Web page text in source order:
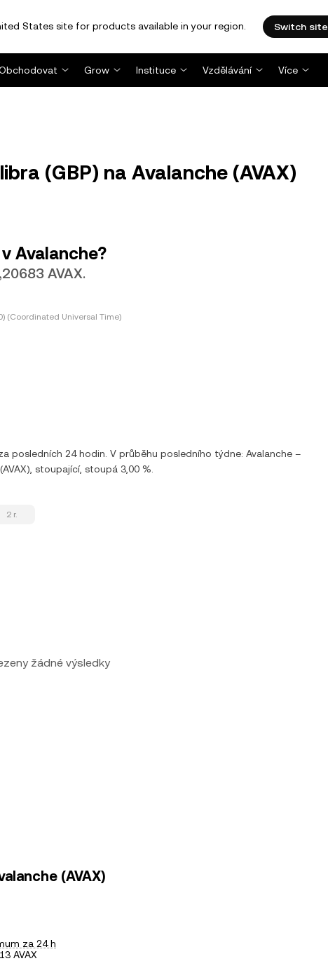
States site for products available in your region. Switch site
Grow Instituce Vzdělávání Více
(GBP) na Avalanche (AVAX)
Avalanche?
AVAX.
(Coordinated Universal Time)
posledních 24 hodin. V průběhu posledního týdne: Avalanche –
stoupající, stoupá 3,00 %.
2 r.
žádné výsledky
(AVAX)
za 24 h
AVAX